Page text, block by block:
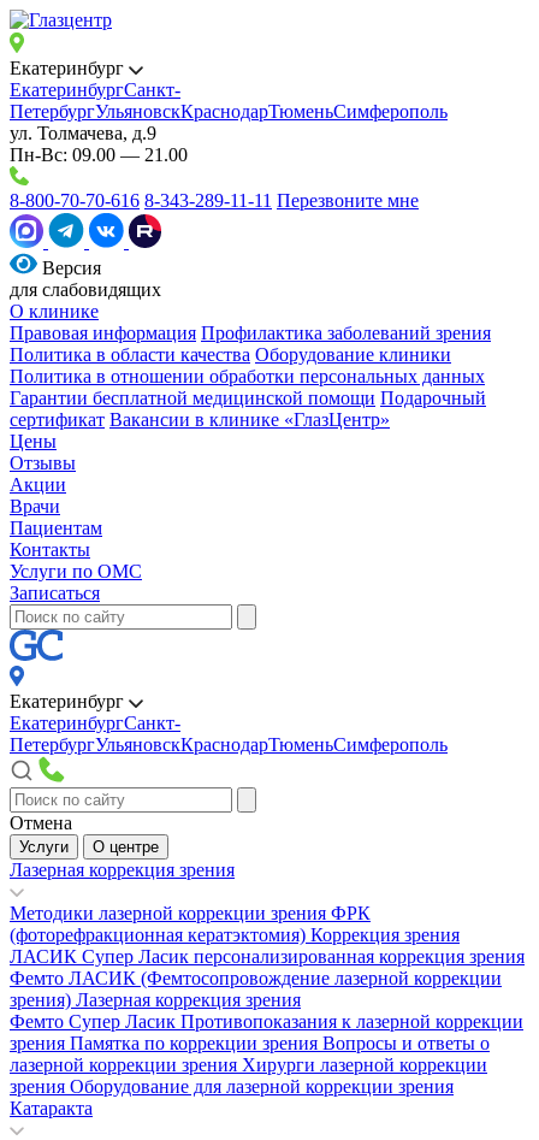
Екатеринбург
ЕкатеринбургСанкт-
ПетербургУльяновскКраснодарТюменьСимферополь
ул. Толмачева, д.9
Пн-Вс: 09.00 — 21.00
8-800-70-70-616 8-343-289-11-11 Перезвоните мне
Версия
для слабовидящих
О клинике
Правовая информация Профилактика заболеваний зрения
Политика в области качества Оборудование клиники
Политика в отношении обработки персональных данных
Гарантии бесплатной медицинской помощи Подарочный
сертификат Вакансии в клинике «ГлазЦентр»
Цены
Отзывы
Акции
Врачи
Пациентам
Контакты
Услуги по ОМС
Записаться
Екатеринбург
ЕкатеринбургСанкт-
ПетербургУльяновскКраснодарТюменьСимферополь
Отмена
Услуги О центре
Лазерная коррекция зрения
Методики лазерной коррекции зрения ФРК
(фоторефракционная кератэктомия) Коррекция зрения
ЛАСИК Супер Ласик персонализированная коррекция зрения
Фемто ЛАСИК (Фемтосопровождение лазерной коррекции
зрения) Лазерная коррекция зрения
Фемто Супер Ласик Противопоказания к лазерной коррекции
зрения Памятка по коррекции зрения Вопросы и ответы о
лазерной коррекции зрения Хирурги лазерной коррекции
зрения Оборудование для лазерной коррекции зрения
Катаракта